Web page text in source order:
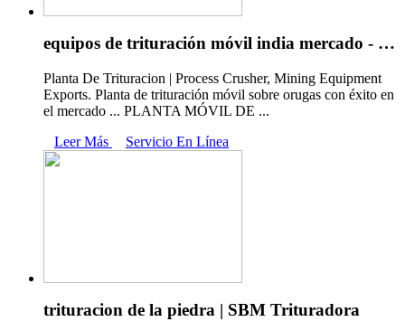
equipos de trituración móvil india mercado - …
Planta De Trituracion | Process Crusher, Mining Equipment
Exports. Planta de trituración móvil sobre orugas con éxito en
el mercado ... PLANTA MÓVIL DE ...
Leer Más
Servicio En Línea
trituracion de la piedra | SBM Trituradora